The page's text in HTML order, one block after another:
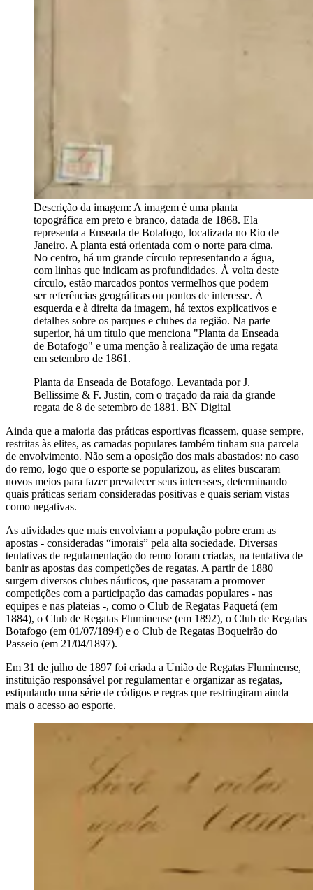
Descrição da imagem: A imagem é uma planta
topográfica em preto e branco, datada de 1868. Ela
representa a Enseada de Botafogo, localizada no Rio de
Janeiro. A planta está orientada com o norte para cima.
No centro, há um grande círculo representando a água,
com linhas que indicam as profundidades. À volta deste
círculo, estão marcados pontos vermelhos que podem
ser referências geográficas ou pontos de interesse. À
esquerda e à direita da imagem, há textos explicativos e
detalhes sobre os parques e clubes da região. Na parte
superior, há um título que menciona "Planta da Enseada
de Botafogo" e uma menção à realização de uma regata
em setembro de 1861.
Planta da Enseada de Botafogo. Levantada por J.
Bellissime & F. Justin, com o traçado da raia da grande
regata de 8 de setembro de 1881. BN Digital
Ainda que a maioria das práticas esportivas ficassem, quase sempre,
restritas às elites, as camadas populares também tinham sua parcela
de envolvimento. Não sem a oposição dos mais abastados: no caso
do remo, logo que o esporte se popularizou, as elites buscaram
novos meios para fazer prevalecer seus interesses, determinando
quais práticas seriam consideradas positivas e quais seriam vistas
como negativas.
As atividades que mais envolviam a população pobre eram as
apostas - consideradas “imorais” pela alta sociedade. Diversas
tentativas de regulamentação do remo foram criadas, na tentativa de
banir as apostas das competições de regatas. A partir de 1880
surgem diversos clubes náuticos, que passaram a promover
competições com a participação das camadas populares - nas
equipes e nas plateias -, como o Club de Regatas Paquetá (em
1884), o Club de Regatas Fluminense (em 1892), o Club de Regatas
Botafogo (em 01/07/1894) e o Club de Regatas Boqueirão do
Passeio (em 21/04/1897).
Em 31 de julho de 1897 foi criada a União de Regatas Fluminense,
instituição responsável por regulamentar e organizar as regatas,
estipulando uma série de códigos e regras que restringiram ainda
mais o acesso ao esporte.